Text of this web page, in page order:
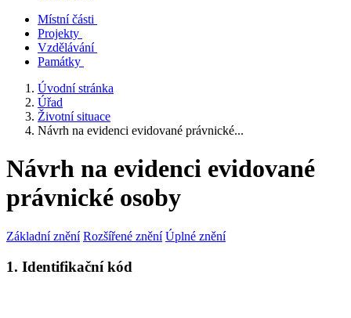
Místní části
Projekty
Vzdělávání
Památky
Úvodní stránka
Úřad
Životní situace
Návrh na evidenci evidované právnické...
Návrh na evidenci evidované
právnické osoby
Základní znění Rozšířené znění Úplné znění
1. Identifikační kód